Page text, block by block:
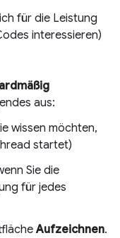
für die Leistung
interessieren)
aus:
wissen möchten,
startet)
Sie die
für jedes
Aufzeichnen.